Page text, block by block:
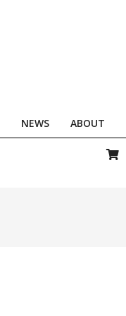
NEWS ABOUT